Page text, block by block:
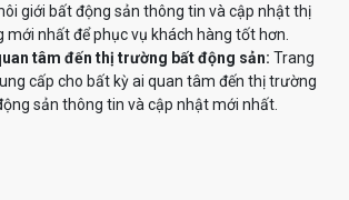
giới bất động sản thông tin và cập nhật thị
mới nhất để phục vụ khách hàng tốt hơn.
tâm đến thị trường bất động sản: Trang
cấp cho bất kỳ ai quan tâm đến thị trường
sản thông tin và cập nhật mới nhất.